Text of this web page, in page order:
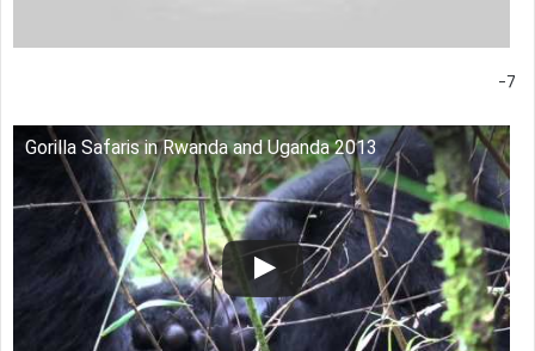
7-
Gorilla Safaris in Rwanda and Uganda 2013